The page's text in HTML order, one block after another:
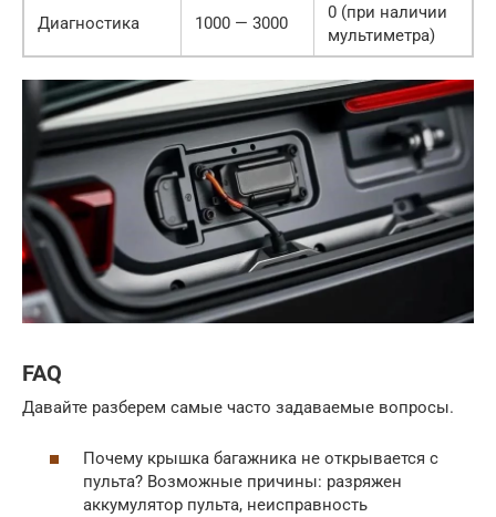
Диагностика 1000 — 3000
0 (при наличии
мультиметра)
FAQ
Давайте разберем самые часто задаваемые вопросы.
Почему крышка багажника не открывается с
пульта? Возможные причины: разряжен
аккумулятор пульта, неисправность